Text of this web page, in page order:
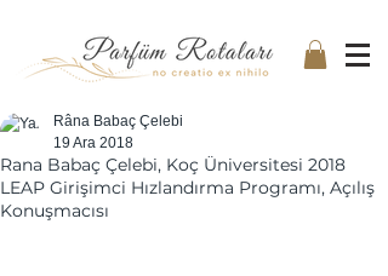
Rana Babaç Çelebi, Koç Üniversitesi 2018
LEAP Girişimci Hızlandırma Programı, Açılış
Konuşmacısı
Râna Babaç Çelebi
19 Ara 2018